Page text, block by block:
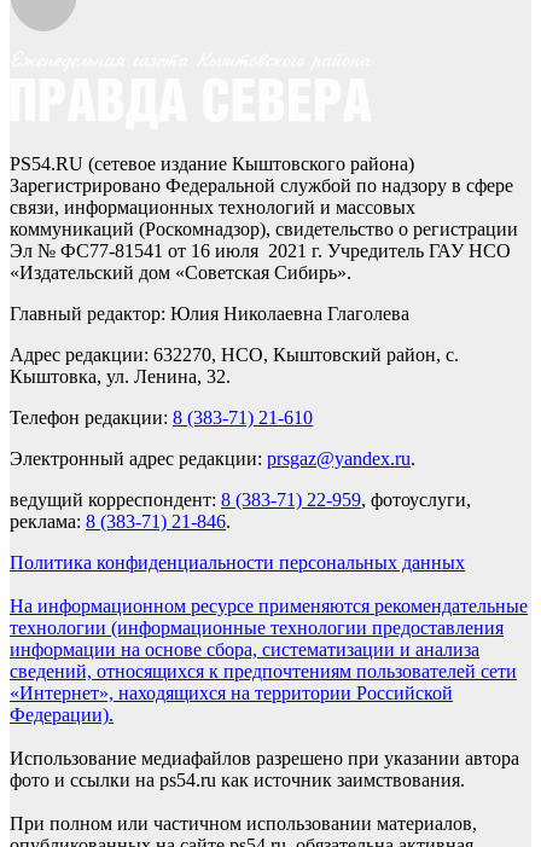
PS54.RU (сетевое издание Кыштовского района)
Зарегистрировано Федеральной службой по надзору в сфере
связи, информационных технологий и массовых
коммуникаций (Роскомнадзор), свидетельство о регистрации
Эл № ФС77-81541 от 16 июля 2021 г. Учредитель ГАУ НСО
«Издательский дом «Советская Сибирь».
Главный редактор: Юлия Николаевна Глаголева
Адрес редакции: 632270, НСО, Кыштовский район, с.
Кыштовка, ул. Ленина, 32.
Телефон редакции: 8 (383-71) 21-610
Электронный адрес редакции: prsgaz@yandex.ru.
ведущий корреспондент: 8 (383-71) 22-959, фотоуслуги,
реклама: 8 (383-71) 21-846.
Политика конфиденциальности персональных данных
На информационном ресурсе применяются рекомендательные
технологии (информационные технологии предоставления
информации на основе сбора, систематизации и анализа
сведений, относящихся к предпочтениям пользователей сети
«Интернет», находящихся на территории Российской
Федерации).
Использование медиафайлов разрешено при указании автора
фото и ссылки на ps54.ru как источник заимствования.
При полном или частичном использовании материалов,